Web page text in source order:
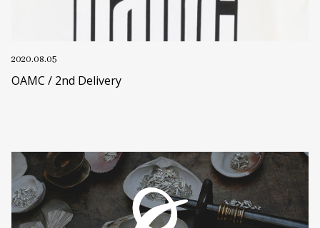
2020.08.05
OAMC / 2nd Delivery